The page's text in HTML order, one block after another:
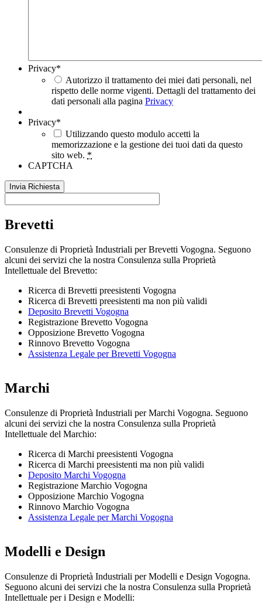
Privacy*
Autorizzo il trattamento dei miei dati personali, nel
rispetto delle norme vigenti. Dettagli del trattamento dei
dati personali alla pagina Privacy
Privacy*
Utilizzando questo modulo accetti la
memorizzazione e la gestione dei tuoi dati da questo
sito web. *
CAPTCHA
Brevetti
Consulenze di Proprietà Industriali per Brevetti Vogogna. Seguono
alcuni dei servizi che la nostra Consulenza sulla Proprietà
Intellettuale del Brevetto:
Ricerca di Brevetti preesistenti Vogogna
Ricerca di Brevetti preesistenti ma non più validi
Deposito Brevetti Vogogna
Registrazione Brevetto Vogogna
Opposizione Brevetto Vogogna
Rinnovo Brevetto Vogogna
Assistenza Legale per Brevetti Vogogna
Marchi
Consulenze di Proprietà Industriali per Marchi Vogogna. Seguono
alcuni dei servizi che la nostra Consulenza sulla Proprietà
Intellettuale del Marchio:
Ricerca di Marchi preesistenti Vogogna
Ricerca di Marchi preesistenti ma non più validi
Deposito Marchi Vogogna
Registrazione Marchio Vogogna
Opposizione Marchio Vogogna
Rinnovo Marchio Vogogna
Assistenza Legale per Marchi Vogogna
Modelli e Design
Consulenze di Proprietà Industriali per Modelli e Design Vogogna.
Seguono alcuni dei servizi che la nostra Consulenza sulla Proprietà
Intellettuale per i Design e Modelli: